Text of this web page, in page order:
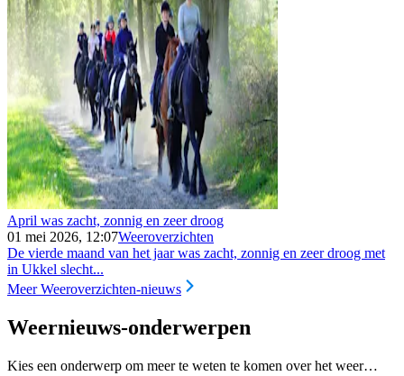
April was zacht, zonnig en zeer droog
01 mei 2026, 12:07Weeroverzichten
De vierde maand van het jaar was zacht, zonnig en zeer droog met
in Ukkel slecht...
Meer Weeroverzichten-nieuws
Weernieuws-onderwerpen
Kies een onderwerp om meer te weten te komen over het weer…